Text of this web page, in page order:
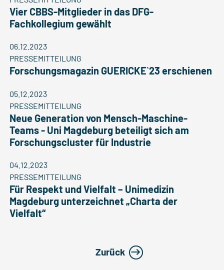
Vier CBBS-Mitglieder in das DFG-
Fachkollegium gewählt
06.12.2023
PRESSEMITTEILUNG
Forschungsmagazin GUERICKE`23 erschienen
05.12.2023
PRESSEMITTEILUNG
Neue Generation von Mensch-Maschine-
Teams - Uni Magdeburg beteiligt sich am
Forschungscluster für Industrie
04.12.2023
PRESSEMITTEILUNG
Für Respekt und Vielfalt – Unimedizin
Magdeburg unterzeichnet „Charta der
Vielfalt“
Zurück